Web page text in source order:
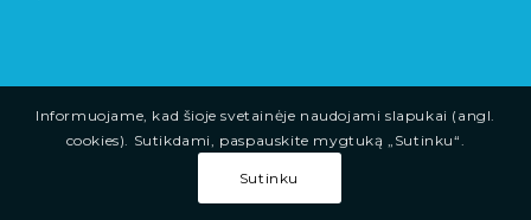
Informuojame, kad šioje svetainėje naudojami slapukai (angl.
cookies). Sutikdami, paspauskite mygtuką „Sutinku“.
Sutinku